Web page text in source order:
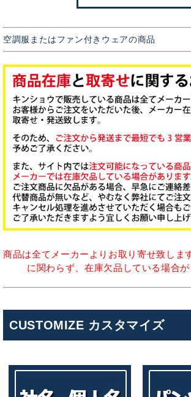
空調服またはファン付きウェアの商品
商品は全てメーカーよりお取り寄せ致しま
に関わらず、在庫欠品している場合が
CUSTOMIZE カスタマイズ